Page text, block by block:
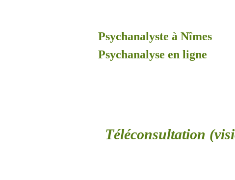
Psychanalyste à Nîmes
Psychanalyse en ligne
Téléconsultation